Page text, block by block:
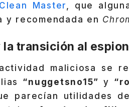
Clean Master, que
y recomendada en
transición al
maliciosa se
“nuggetsno15” y
parecían utilidades